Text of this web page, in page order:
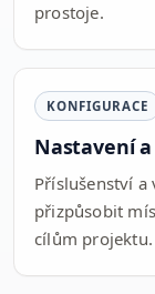
prostoje.
KONFIGURACE
Nastavení
Příslušenství a
přizpůsobit
cílům projektu.